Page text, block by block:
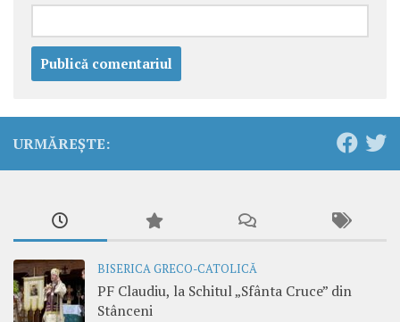
URMĂREȘTE:
BISERICA GRECO-CATOLICĂ
PF Claudiu, la Schitul „Sfânta Cruce” din
Stânceni